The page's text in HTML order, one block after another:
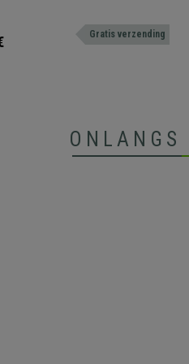
zitting met hoogteverstelling.
Gratis verzending
ONLANGS